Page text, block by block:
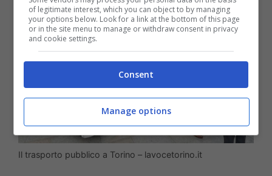
Il trasporto pubblico a Torino – lavocetorino.it
of legitimate interest, which you can object to by managing
your options below. Look for a link at the bottom of this page
or in the site menu to manage or withdraw consent in privacy
and cookie settings.
Consent
Manage options